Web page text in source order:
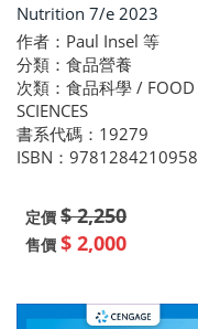
Nutrition 7/e 2023
作者：Paul Insel 等
分類：食品營養
次類：食品科學 / FOOD
SCIENCES
書系代碼：19279
ISBN：9781284210958
定價 $ 2,250
售價 $ 2,000